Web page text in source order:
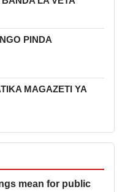
PINDA
MAGAZETI YA
mean for public